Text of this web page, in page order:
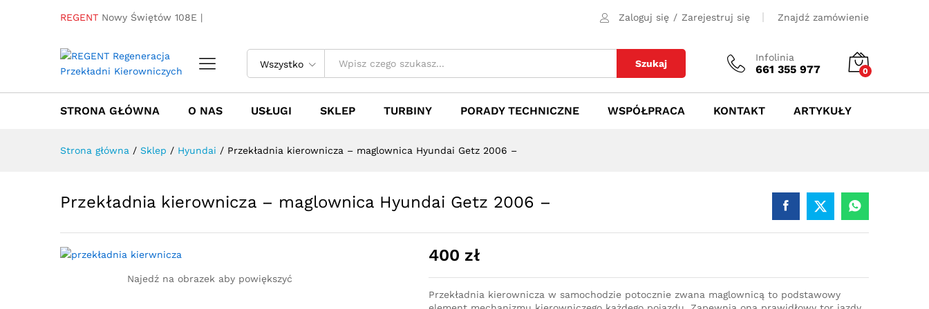
REGENT Nowy Świętów 108E | Zaloguj się / Zarejestruj się Znajdź zamówienie
Wszystko Szukaj
Infolinia
661 355 977 0
STRONA GŁÓWNA O NAS USŁUGI SKLEP TURBINY PORADY TECHNICZNE WSPÓŁPRACA KONTAKT ARTYKUŁY
Strona główna / Sklep / Hyundai / Przekładnia kierownicza – maglownica Hyundai Getz 2006 –
Przekładnia kierownicza – maglownica Hyundai Getz 2006 –
Najedź na obrazek aby powiększyć
400 zł
Przekładnia kierownicza w samochodzie potocznie zwana maglownicą to podstawowy
Przekładnia kierownicza - maglownica Hyundai Getz 2006 - 400zł Dodaj do koszyka